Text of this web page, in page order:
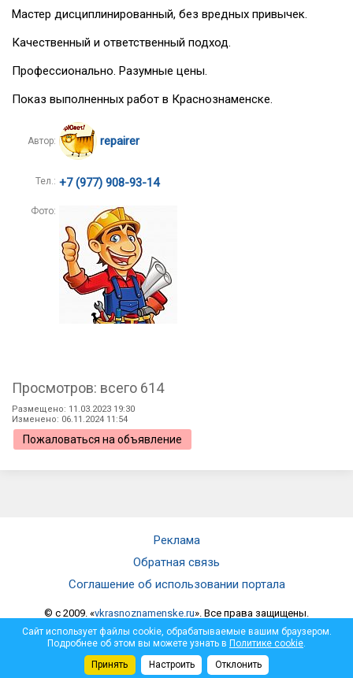
Мастер дисциплинированный, без вредных привычек.
Качественный и ответственный подход.
Профессионально. Разумные цены.
Показ выполненных работ в Краснознаменске.
Автор: repairer
Тел.: +7 (977) 908-93-14
Фото:
Просмотров: всего 614
Размещено: 11.03.2023 19:30
Изменено: 06.11.2024 11:54
Пожаловаться на объявление
Реклама
Обратная связь
Соглашение об использовании портала
© c 2009. «vkrasnoznamenske.ru». Все права защищены.
Мнение администрации не всегда совпадает с мнением автора.
Администрация не несет ответственности за достоверность
опубликованной информации и за отзывы, оставленные
посетителями под материалами, публикуемыми на сайте.
Сайт использует файлы cookie, обрабатываемые вашим браузером.
Подробнее об этом вы можете узнать в Политике cookie.
Принять
Настроить Отклонить